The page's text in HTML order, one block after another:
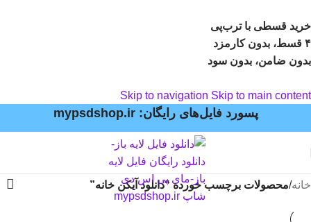
خرید قسطی با ترب‌پی
۴ قسط، بدون کارمزد
بدون ضامن، بدون سود
Skip to navigation Skip to main content
پسورد فایل‌های رایگان: mypsdshop.ir
خانه/محصولات برچسب خورده “دانلود آیکن خانه”